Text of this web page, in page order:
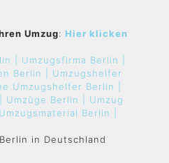
Umzug: Hier klicken
|
Umzugsfirma Berlin |
Berlin | Umzugshelfer
Umzugshelfer Berlin |
Umzüge Berlin | Umzug
Umzugsmaterial Berlin |
Berlin in Deutschland